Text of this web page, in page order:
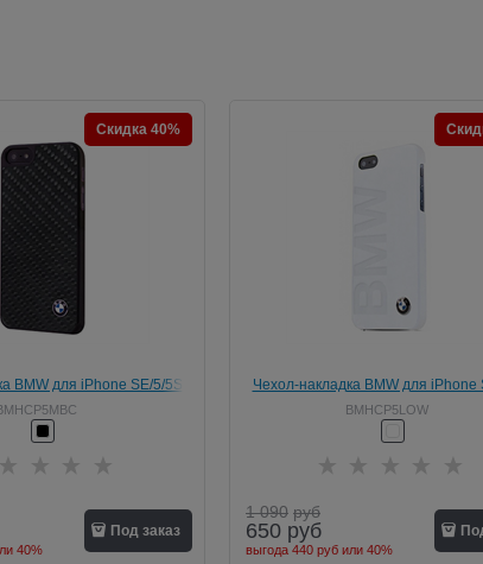
BMW для iPhone SE/5/5S
Hard Real Carbon
Скидка 40%
40%
Под заказ
Чехол-накладка BMW для iPhone
Logo Signature Hard White
BMHCP5LOW
1 090 руб
650 руб
выгода 440 руб или 40%